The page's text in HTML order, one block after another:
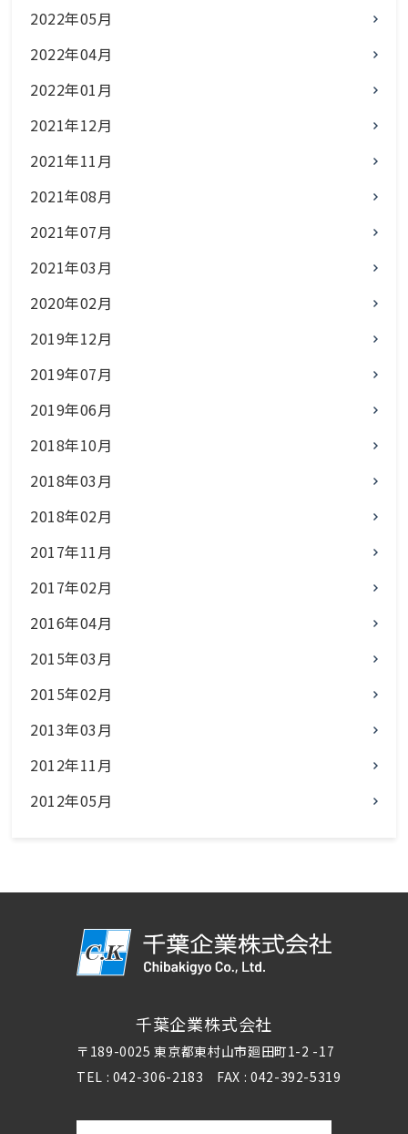
2022年05月
2022年04月
2022年01月
2021年12月
2021年11月
2021年08月
2021年07月
2021年03月
2020年02月
2019年12月
2019年07月
2019年06月
2018年10月
2018年03月
2018年02月
2017年11月
2017年02月
2016年04月
2015年03月
2015年02月
2013年03月
2012年11月
2012年05月
千葉企業株式会社
〒189-0025 東京都東村山市廻田町1-2 -17
TEL : 042-306-2183 FAX : 042-392-5319